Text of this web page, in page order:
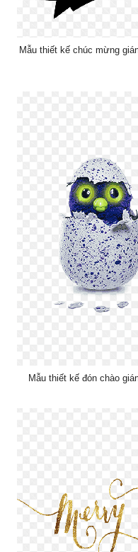
Mẫu thiết kế chúc mừng
Mẫu thiết kế đón chào